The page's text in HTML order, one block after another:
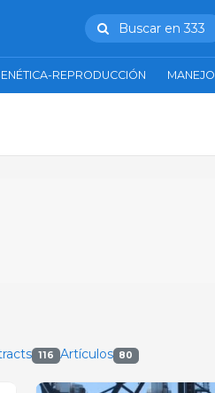
Buscar en 333
REPRODUCCIÓN MANEJO
116 Artículos 80